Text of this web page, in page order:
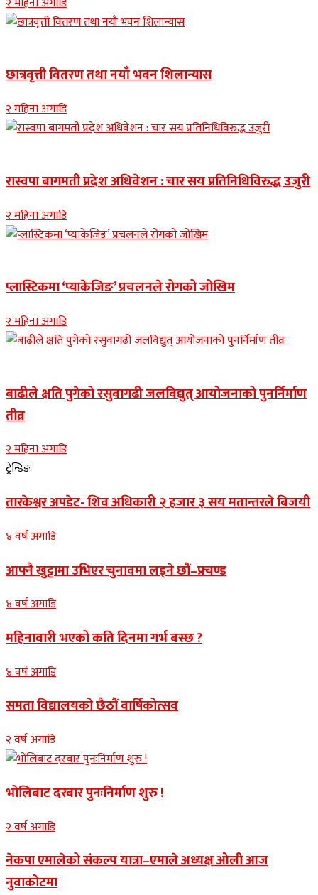
छात्रवृत्ती वितरण तथा नयाँ भवन शिलान्यास
२ महिना अगाडि
रास्वपा बागमती प्रदेश अधिवेशन : चार सय प्रतिनिधिविरुद्ध उजुरी
२ महिना अगाडि
प्लास्टिकमा ‘प्याकेजिङ’ प्रचलनले रोगको जोखिम
२ महिना अगाडि
बाढीले क्षति पुगेको रसुवागढी जलविद्युत् आयोजनाको पुनर्निर्माण
तीव्र
२ महिना अगाडि
ट्रेन्डिङ
तारकेश्वर अपडेट- शिव अधिकारी २ हजार ३ सय मतान्तरले बिजयी
४ वर्ष अगाडि
आफ्नै खुट्टामा उभिएर चुनावमा लड्ने छौं–प्रचण्ड
४ वर्ष अगाडि
महिनावारी भएको कति दिनमा गर्भ बस्छ ?
४ वर्ष अगाडि
समता विद्यालयको छैठौं वार्षिकोत्सव
२ वर्ष अगाडि
भोलिबाट दरबार पुनःनिर्माण शुरु !
२ वर्ष अगाडि
नेकपा एमालेको संकल्प यात्रा–एमाले अध्यक्ष ओली आज
नुवाकोटमा